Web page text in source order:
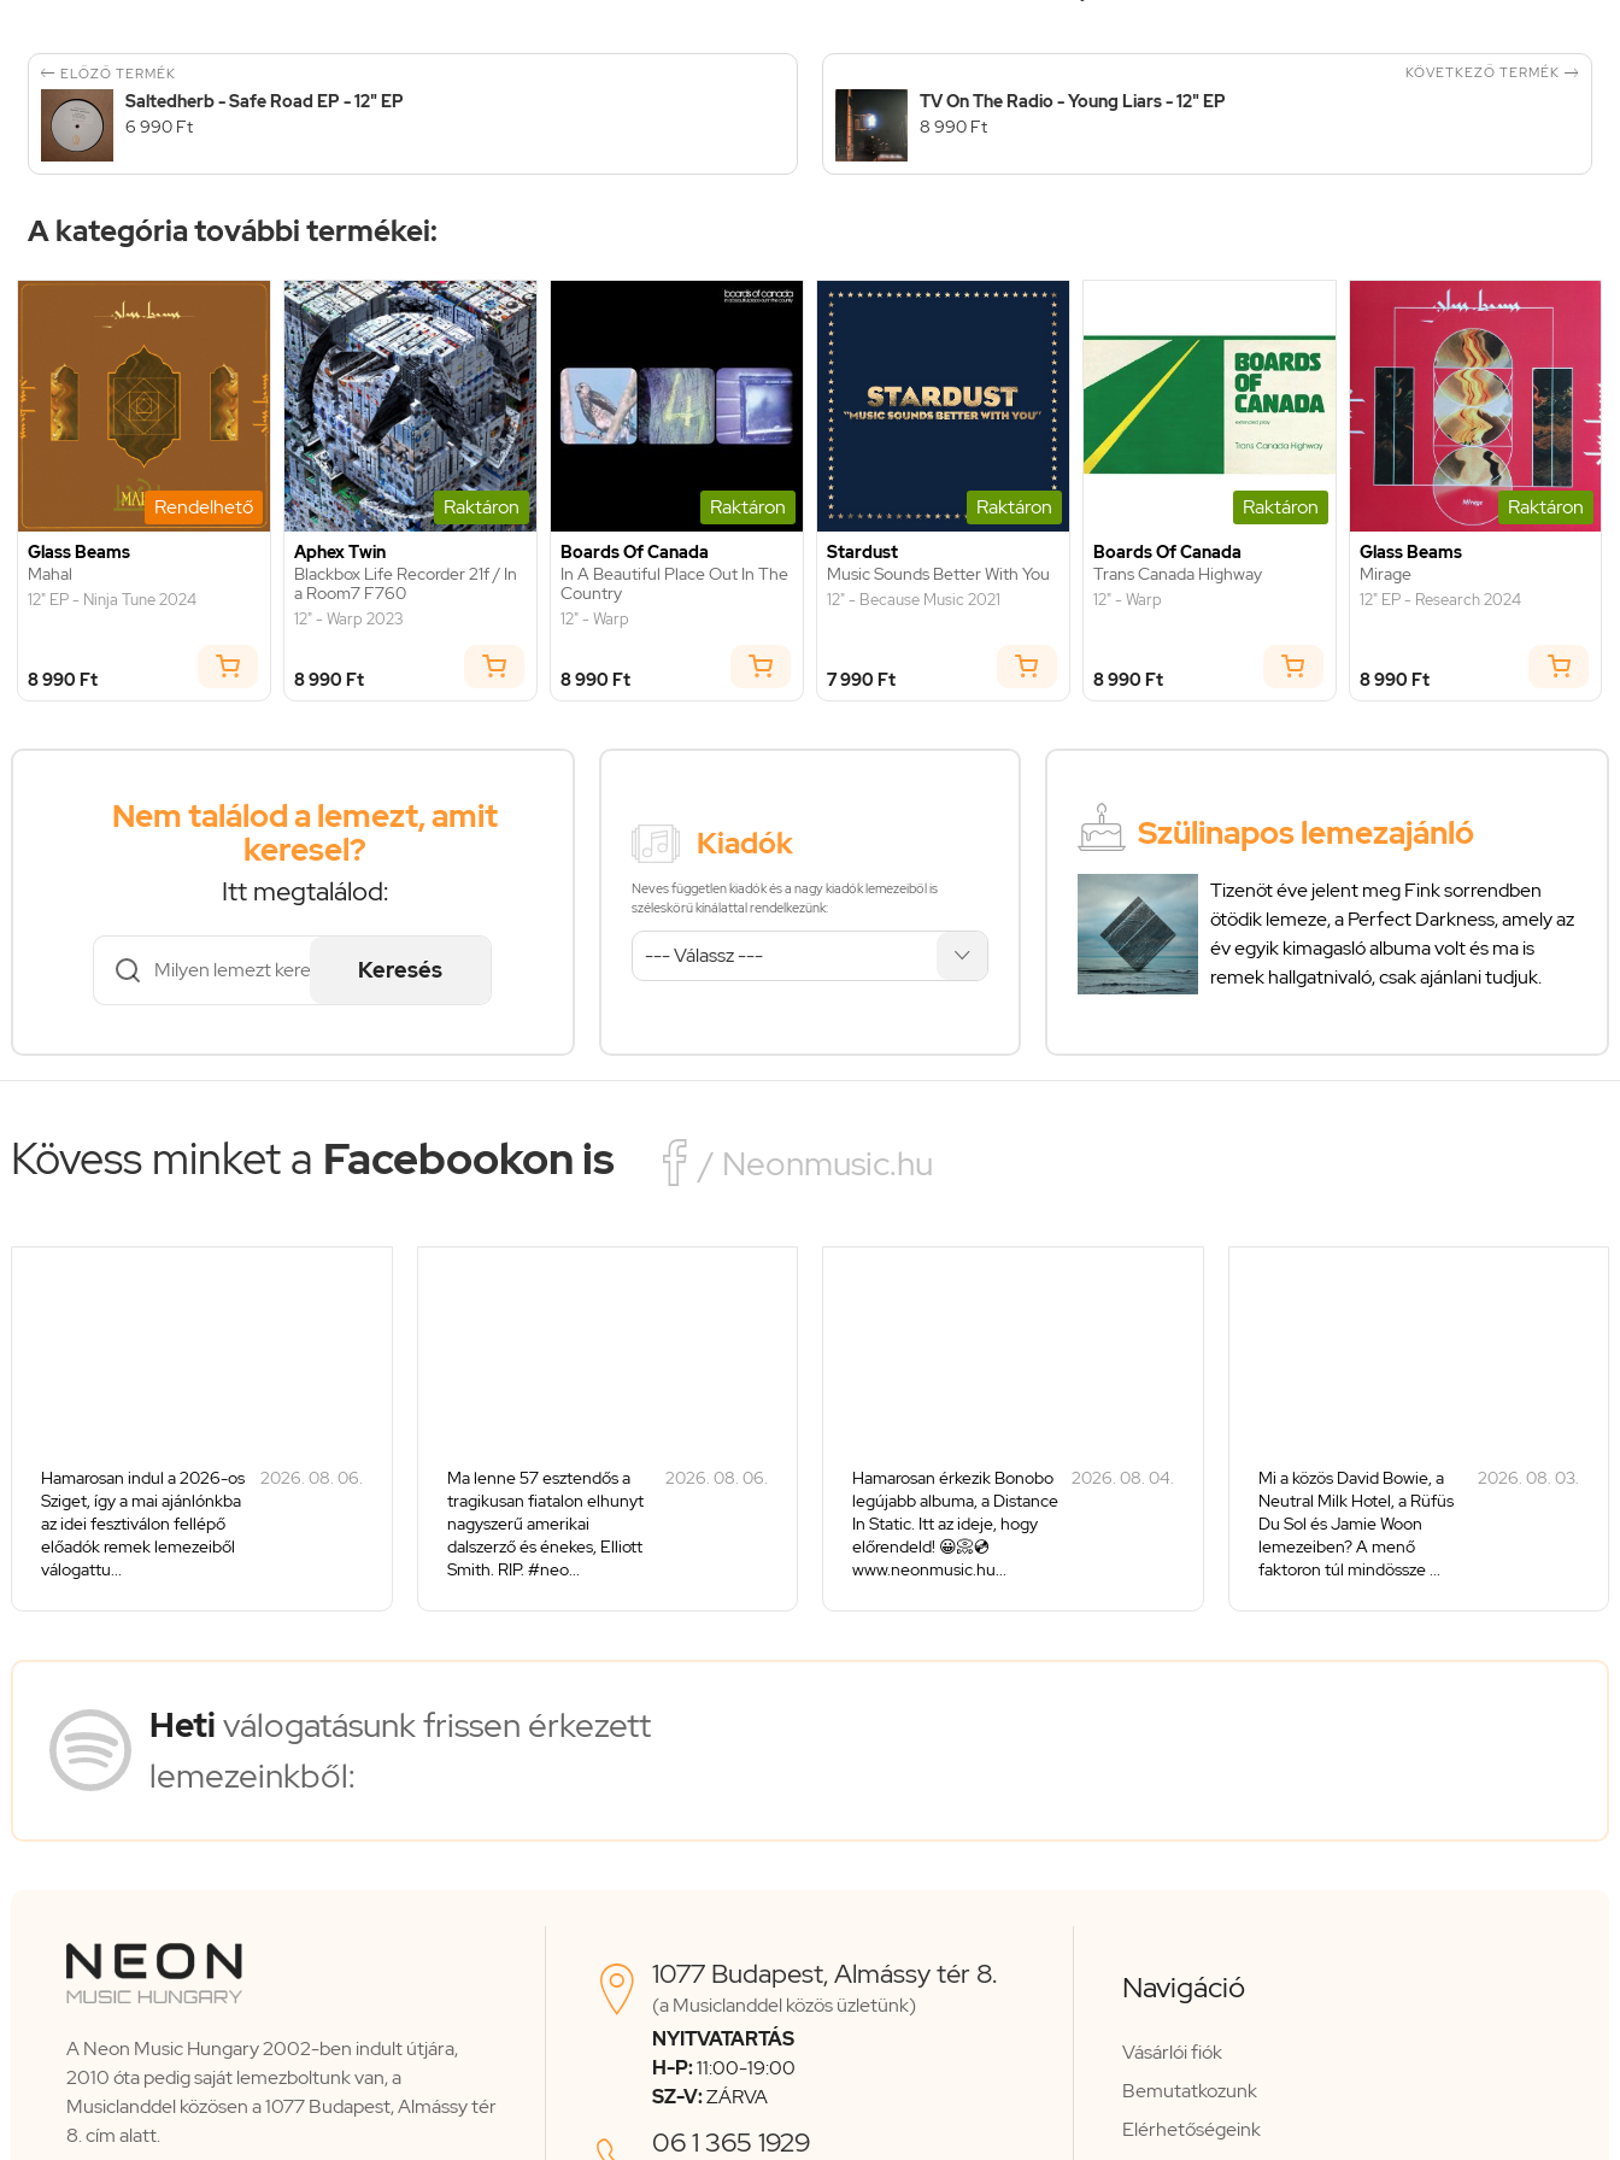
 ELŐZŐ TERMÉK
Saltedherb - Safe Road EP - 12" EP
6 990 Ft
KÖVETKEZŐ TERMÉK 
TV On The Radio - Young Liars - 12" EP
8 990 Ft
A kategória további termékei:
Rendelhető
Glass Beams
Mahal
12" EP - Ninja Tune 2024
8 990 Ft
Raktáron
Aphex Twin
Blackbox Life Recorder 21f / In
a Room7 F760
12" - Warp 2023
8 990 Ft
Raktáron
Boards Of Canada
In A Beautiful Place Out In The
Country
12" - Warp
8 990 Ft
Raktáron
Stardust
Music Sounds Better With You
12" - Because Music 2021
7 990 Ft
Raktáron
Boards Of Canada
Trans Canada Highway
12" - Warp
8 990 Ft
Raktáron
Glass Beams
Mirage
12" EP - Research 2024
8 990 Ft
Nem találod a lemezt, amit
keresel?
Itt megtalálod:
Keresés
Kiadók
Neves független kiadók és a nagy kiadók lemezeiből is
széleskörű kínálattal rendelkezünk:
Szülinapos lemezajánló
Tizenöt éve jelent meg Fink sorrendben
ötödik lemeze, a Perfect Darkness, amely az
év egyik kimagasló albuma volt és ma is
remek hallgatnivaló, csak ajánlani tudjuk.
Kövess minket a Facebookon is  / Neonmusic.hu
Hamarosan indul a 2026-os
Sziget, így a mai ajánlónkba
az idei fesztiválon fellépő
előadók remek lemezeiből
válogattu...
2026. 08. 06.
Ma lenne 57 esztendős a
tragikusan fiatalon elhunyt
nagyszerű amerikai
dalszerző és énekes, Elliott
Smith. RIP. #neo...
2026. 08. 06.
Hamarosan érkezik Bonobo
legújabb albuma, a Distance
In Static. Itt az ideje, hogy
előrendeld! 😀📀💿
www.neonmusic.hu...
2026. 08. 04.
Mi a közös David Bowie, a
Neutral Milk Hotel, a Rüfüs
Du Sol és Jamie Woon
lemezeiben? A menő
faktoron túl mindössze ...
2026. 08. 03.
Hetiválogatásunk frissen érkezett
lemezeinkből:
A Neon Music Hungary 2002-ben indult útjára,
2010 óta pedig saját lemezboltunk van, a
Musiclanddel közösen a 1077 Budapest, Almássy tér
8. cím alatt.
 1077 Budapest, Almássy tér 8.
(a Musiclanddel közös üzletünk)
NYITVATARTÁS
H-P:11:00-19:00
SZ-V:ZÁRVA
06 1 365 1929
Navigáció
Vásárlói fiók
Bemutatkozunk
Elérhetőségeink